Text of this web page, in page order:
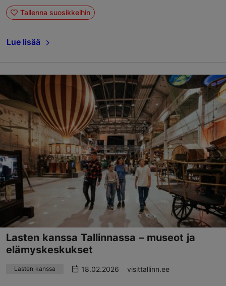
Tallenna suosikkeihin
Lue lisää
Lasten kanssa Tallinnassa – museot ja
elämyskeskukset
Lasten kanssa 18.02.2026 visittallinn.ee